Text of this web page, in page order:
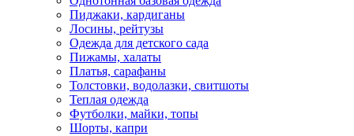
Пиджаки, кардиганы
Лосины, рейтузы
Одежда для детского сада
Пижамы, халаты
Платья, сарафаны
Толстовки, водолазки, свитшоты
Теплая одежда
Футболки, майки, топы
Шорты, капри